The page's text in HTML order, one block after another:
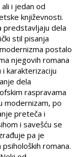
i jedan od
književnosti.
predstavljaju dela
stil pisanja
postalo
njegovih romana
i karakterizaciju
dela
raspravama
modernizam, po
preteča i
i savešću se
pa je
romana.